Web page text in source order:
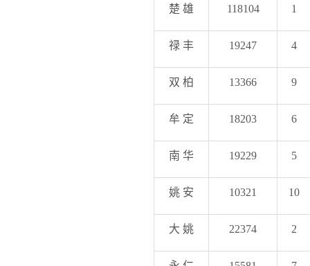
楚 雄 118104 1
禄 丰 19247 4
双 柏 13366 9
牟 定 18203 6
南 华 19229 5
姚 安 10321 10
大 姚 22374 2